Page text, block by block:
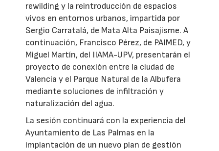
rewilding y la reintroducción de espacios
vivos en entornos urbanos, impartida por
Sergio Carratalá, de Mata Alta Paisajisme. A
continuación, Francisco Pérez, de PAIMED, y
Miguel Martín, del IIAMA-UPV, presentarán el
proyecto de conexión entre la ciudad de
Valencia y el Parque Natural de la Albufera
mediante soluciones de infiltración y
naturalización del agua.
La sesión continuará con la experiencia del
Ayuntamiento de Las Palmas en la
implantación de un nuevo plan de gestión